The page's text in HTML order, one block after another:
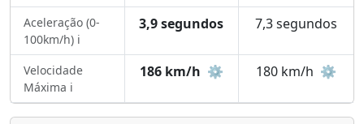
Aceleração (0-
100km/h) ℹ️
3,9 segundos 7,3 segundos
Velocidade
Máxima ℹ️
186 km/h ⚙️ 180 km/h ⚙️